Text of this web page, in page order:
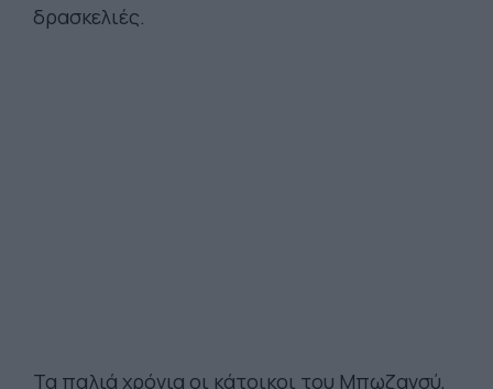
δρασκελιές.
Τα παλιά χρόνια οι κάτοικοι του Μπωζανσύ,